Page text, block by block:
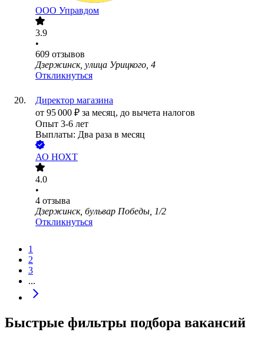
ООО Управдом
3.9
•
609 отзывов
Дзержинск, улица Урицкого, 4
Откликнуться
Директор магазина
от 95 000 ₽ за месяц, до вычета налогов
Опыт 3-6 лет
Выплаты: Два раза в месяц
АО НОХТ
4.0
•
4 отзыва
Дзержинск, бульвар Победы, 1/2
Откликнуться
1
2
3
...
Быстрые фильтры подбора вакансий